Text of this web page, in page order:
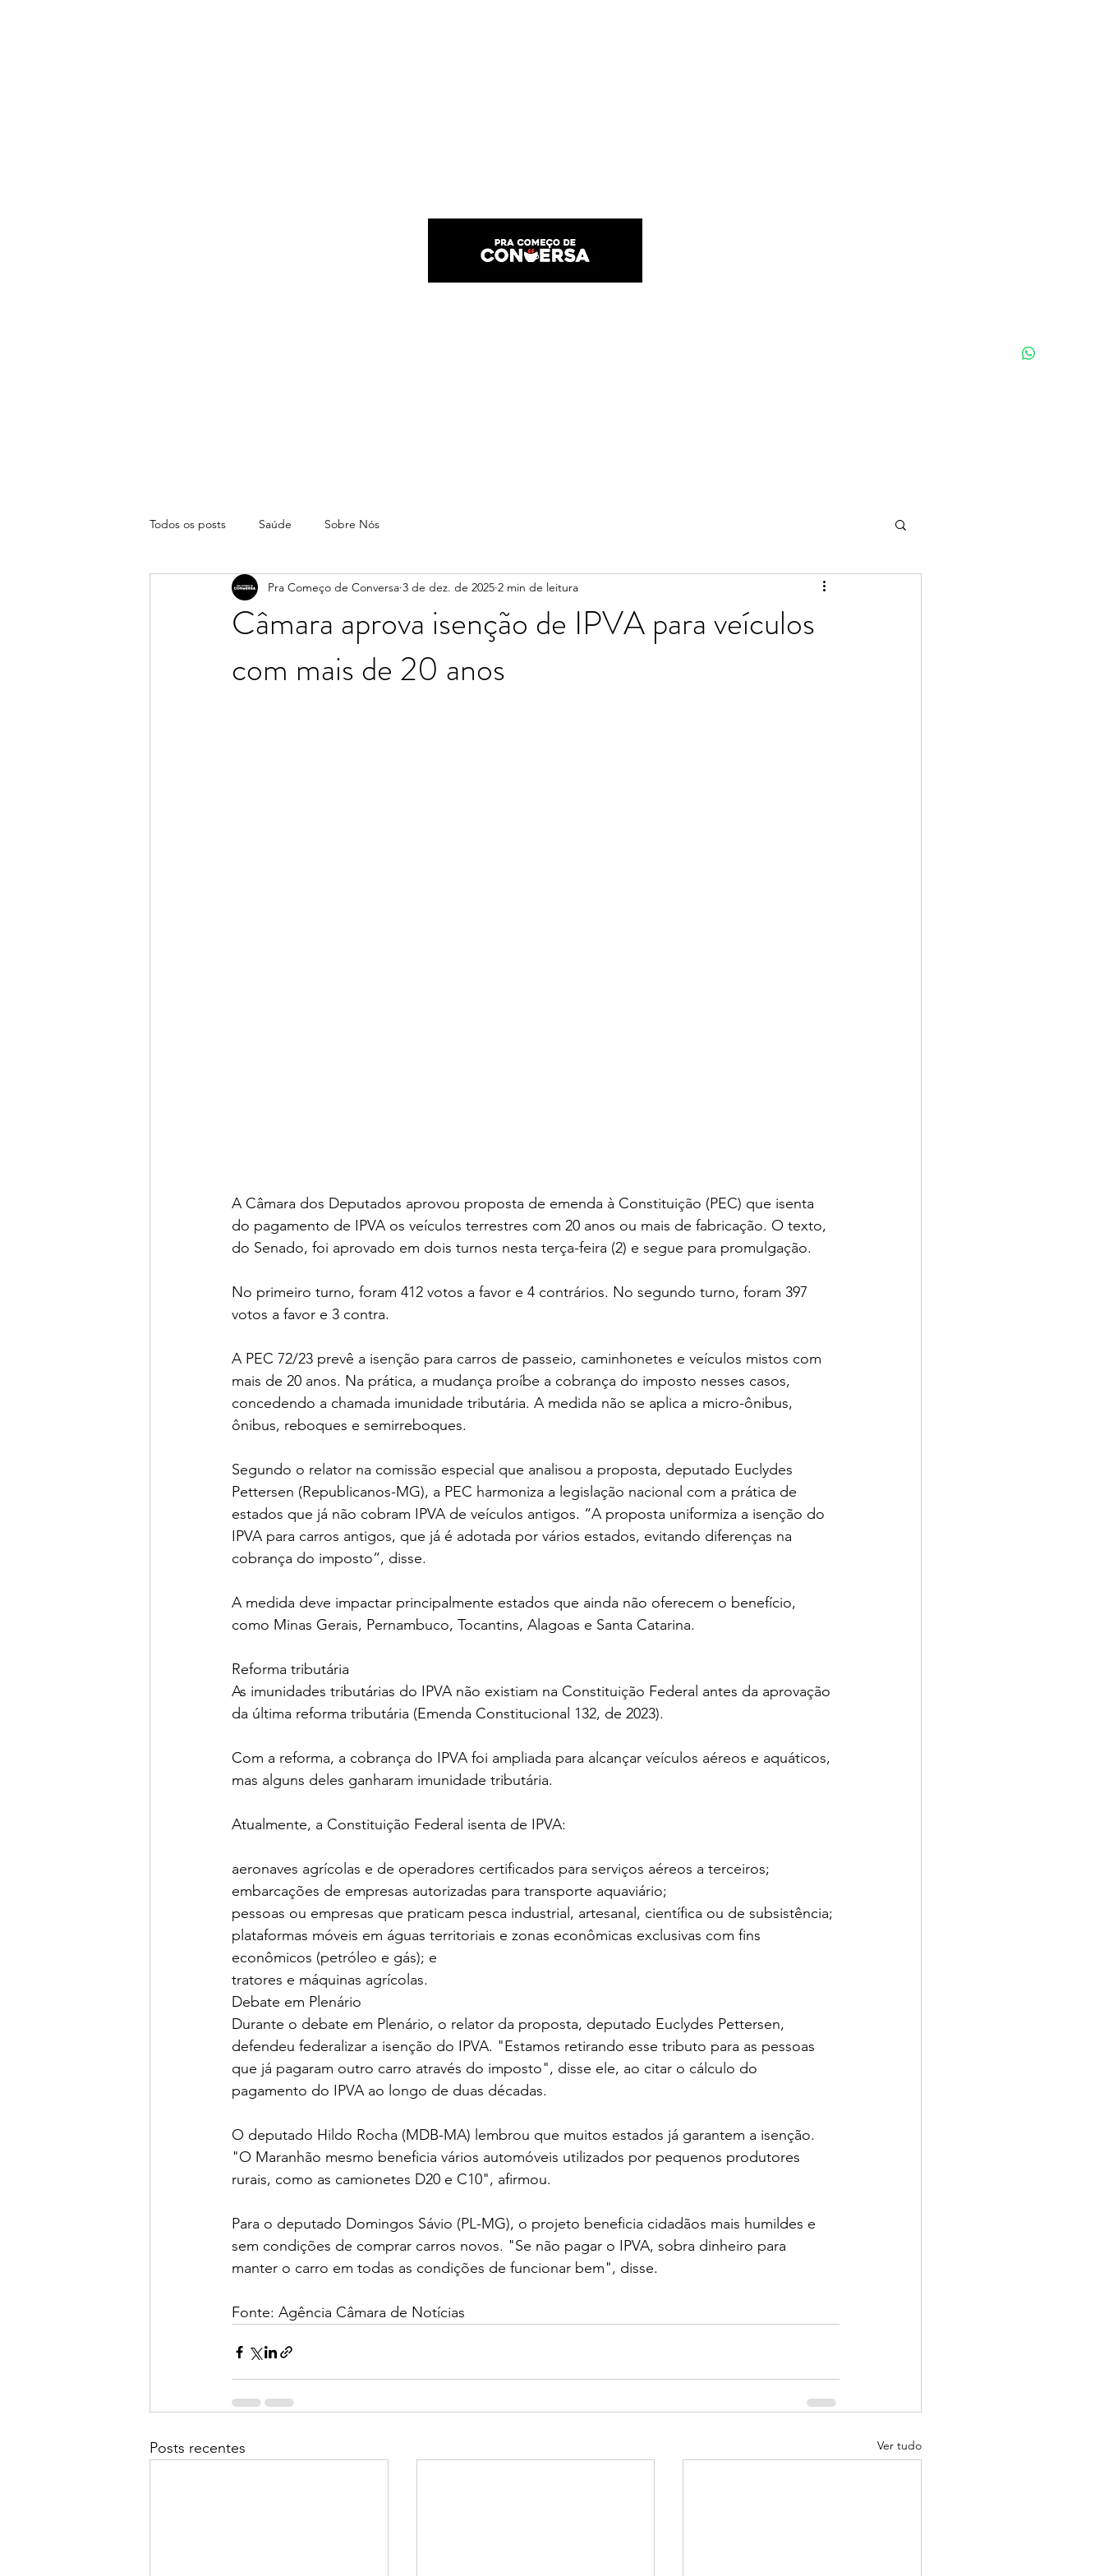
Todos os posts Saúde Sobre Nós
Câmara aprova isenção de IPVA para veículos
com mais de 20 anos
Pra Começo de Conversa 3 de dez. de 2025 2 min de leitura
A Câmara dos Deputados aprovou proposta de emenda à Constituição (PEC) que isenta
do pagamento de IPVA os veículos terrestres com 20 anos ou mais de fabricação. O texto,
do Senado, foi aprovado em dois turnos nesta terça-feira (2) e segue para promulgação.
No primeiro turno, foram 412 votos a favor e 4 contrários. No segundo turno, foram 397
votos a favor e 3 contra.
A PEC 72/23 prevê a isenção para carros de passeio, caminhonetes e veículos mistos com
mais de 20 anos. Na prática, a mudança proíbe a cobrança do imposto nesses casos,
concedendo a chamada imunidade tributária. A medida não se aplica a micro-ônibus,
ônibus, reboques e semirreboques.
Segundo o relator na comissão especial que analisou a proposta, deputado Euclydes
Pettersen (Republicanos-MG), a PEC harmoniza a legislação nacional com a prática de
estados que já não cobram IPVA de veículos antigos. “A proposta uniformiza a isenção do
IPVA para carros antigos, que já é adotada por vários estados, evitando diferenças na
cobrança do imposto”, disse.
A medida deve impactar principalmente estados que ainda não oferecem o benefício,
como Minas Gerais, Pernambuco, Tocantins, Alagoas e Santa Catarina.
Reforma tributária
As imunidades tributárias do IPVA não existiam na Constituição Federal antes da aprovação
da última reforma tributária (Emenda Constitucional 132, de 2023).
Com a reforma, a cobrança do IPVA foi ampliada para alcançar veículos aéreos e aquáticos,
mas alguns deles ganharam imunidade tributária.
Atualmente, a Constituição Federal isenta de IPVA:
aeronaves agrícolas e de operadores certificados para serviços aéreos a terceiros;
embarcações de empresas autorizadas para transporte aquaviário;
pessoas ou empresas que praticam pesca industrial, artesanal, científica ou de subsistência;
plataformas móveis em águas territoriais e zonas econômicas exclusivas com fins
econômicos (petróleo e gás); e
tratores e máquinas agrícolas.
Debate em Plenário
Durante o debate em Plenário, o relator da proposta, deputado Euclydes Pettersen,
defendeu federalizar a isenção do IPVA. "Estamos retirando esse tributo para as pessoas
que já pagaram outro carro através do imposto", disse ele, ao citar o cálculo do
pagamento do IPVA ao longo de duas décadas.
O deputado Hildo Rocha (MDB-MA) lembrou que muitos estados já garantem a isenção.
"O Maranhão mesmo beneficia vários automóveis utilizados por pequenos produtores
rurais, como as camionetes D20 e C10", afirmou.
Para o deputado Domingos Sávio (PL-MG), o projeto beneficia cidadãos mais humildes e
sem condições de comprar carros novos. "Se não pagar o IPVA, sobra dinheiro para
manter o carro em todas as condições de funcionar bem", disse.
Fonte: Agência Câmara de Notícias
Posts recentes Ver tudo